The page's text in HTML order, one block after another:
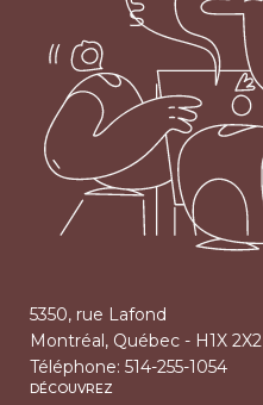
5350, rue Lafond
Montréal, Québec - H1X 2X2
Téléphone: 514-255-1054
DÉCOUVREZ